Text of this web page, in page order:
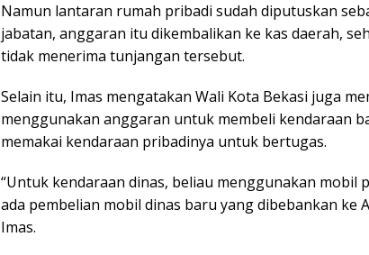
Namun lantaran rumah pribadi sudah diputuskan
jabatan, anggaran itu dikembalikan ke kas daerah,
tidak menerima tunjangan tersebut.
Selain itu, Imas mengatakan Wali Kota Bekasi juga
menggunakan anggaran untuk membeli kendaraan
memakai kendaraan pribadinya untuk bertugas.
“Untuk kendaraan dinas, beliau menggunakan mobil
ada pembelian mobil dinas baru yang dibebankan ke
Imas.